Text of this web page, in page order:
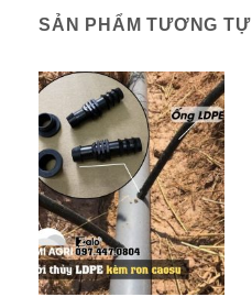
SẢN PHẨM TƯƠNG TỰ